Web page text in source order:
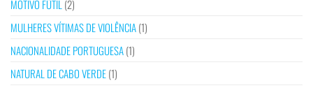
MOTIVO FÚTIL(2)
MULHERES VÍTIMAS DE VIOLÊNCIA(1)
NACIONALIDADE PORTUGUESA(1)
NATURAL DE CABO VERDE(1)